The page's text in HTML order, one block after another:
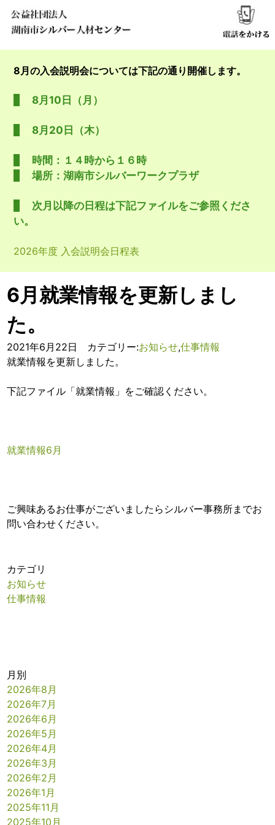
8月の入会説明会については下記の通り開催します。
8月10日（月）
8月20日（木）
時間：１４時から１６時
場所：湖南市シルバーワークプラザ
次月以降の日程は下記ファイルをご参照くださ
い。
2026年度 入会説明会日程表
6月就業情報を更新しまし
た。
2021年6月22日 カテゴリー:お知らせ,仕事情報
就業情報を更新しました。
下記ファイル「就業情報」をご確認ください。
就業情報6月
ご興味あるお仕事がございましたらシルバー事務所までお
問い合わせください。
カテゴリ
お知らせ
仕事情報
月別
2026年8月
2026年7月
2026年6月
2026年5月
2026年4月
2026年3月
2026年2月
2026年1月
2025年11月
2025年10月